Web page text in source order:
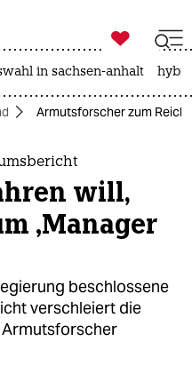

taz zahl ich
in sachsen-anhalt
Armutsforscher zum
will,
‚Manager
beschlossene
verschleiert die